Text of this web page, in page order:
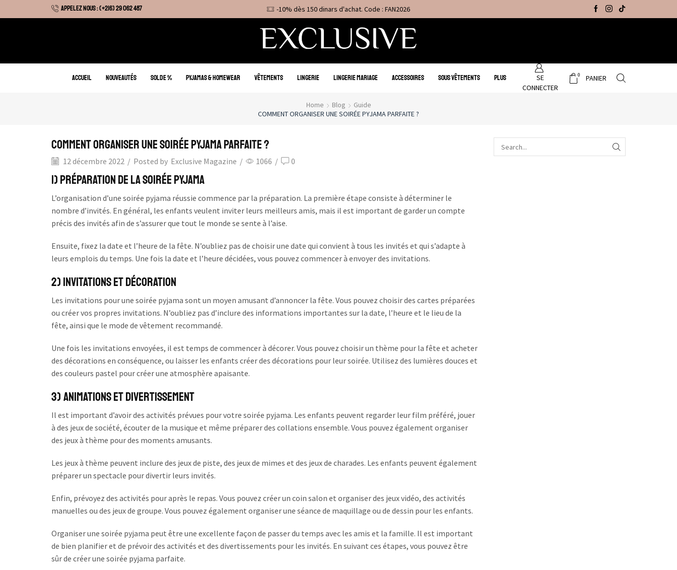
APPELEZ NOUS : (+216) 29 062 487
Hiver : Livraison gratuite sur tous nos articles -10% dès 150 dinars d'achat. Code : FAN2026 Promo Hiver : Livraison gratuite sur tous
ACCUEIL NOUVEAUTÉS SOLDE % PYJAMAS & HOMEWEAR VÊTEMENTS LINGERIE LINGERIE MARIAGE ACCESSOIRES SOUS VÊTEMENTS PLUS
SE
CONNECTER
0 PANIER
Home Blog
Guide
COMMENT ORGANISER UNE SOIRÉE PYJAMA PARFAITE ?
Comment organiser une soirée pyjama parfaite ?
12 décembre 2022 / Posted by Exclusive Magazine / 1066 / 0
1) Préparation de la soirée pyjama
L’organisation d’une soirée pyjama réussie commence par la préparation. La première étape consiste à déterminer le
nombre d’invités. En général, les enfants veulent inviter leurs meilleurs amis, mais il est important de garder un compte
précis des invités afin de s’assurer que tout le monde se sente à l’aise.
Ensuite, fixez la date et l’heure de la fête. N’oubliez pas de choisir une date qui convient à tous les invités et qui s’adapte à
leurs emplois du temps. Une fois la date et l’heure décidées, vous pouvez commencer à envoyer des invitations.
2) Invitations et décoration
Les invitations pour une soirée pyjama sont un moyen amusant d’annoncer la fête. Vous pouvez choisir des cartes préparées
ou créer vos propres invitations. N’oubliez pas d’inclure des informations importantes sur la date, l’heure et le lieu de la
fête, ainsi que le mode de vêtement recommandé.
Une fois les invitations envoyées, il est temps de commencer à décorer. Vous pouvez choisir un thème pour la fête et acheter
des décorations en conséquence, ou laisser les enfants créer des décorations pour leur soirée. Utilisez des lumières douces et
des couleurs pastel pour créer une atmosphère apaisante.
3) Animations et divertissement
Il est important d’avoir des activités prévues pour votre soirée pyjama. Les enfants peuvent regarder leur film préféré, jouer
à des jeux de société, écouter de la musique et même préparer des collations ensemble. Vous pouvez également organiser
des jeux à thème pour des moments amusants.
Les jeux à thème peuvent inclure des jeux de piste, des jeux de mimes et des jeux de charades. Les enfants peuvent également
préparer un spectacle pour divertir leurs invités.
Enfin, prévoyez des activités pour après le repas. Vous pouvez créer un coin salon et organiser des jeux vidéo, des activités
manuelles ou des jeux de groupe. Vous pouvez également organiser une séance de maquillage ou de dessin pour les enfants.
Organiser une soirée pyjama peut être une excellente façon de passer du temps avec les amis et la famille. Il est important
de bien planifier et de prévoir des activités et des divertissements pour les invités. En suivant ces étapes, vous pouvez être
sûr de créer une soirée pyjama parfaite.